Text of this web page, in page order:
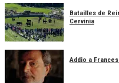
Batailles de
Cervinia
Addio a